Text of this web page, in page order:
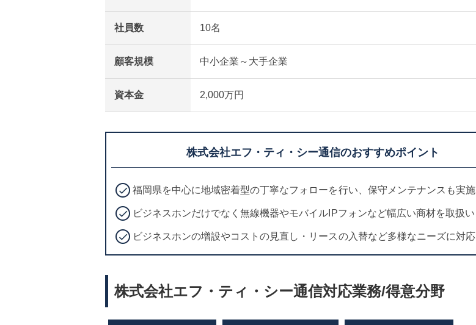
社員数 10名
顧客規模 中小企業～大手企業
資本金 2,000万円
株式会社エフ・ティ・シー通信のおすすめポイント
福岡県を中心に地域密着型の丁寧なフォローを行い、保守メンテナンスも実施
ビジネスホンだけでなく無線機器やモバイルIPフォンなど幅広い商材を取扱い
ビジネスホンの増設やコストの見直し・リースの入替など多様なニーズに対応
株式会社エフ・ティ・シー通信対応業務/得意分野